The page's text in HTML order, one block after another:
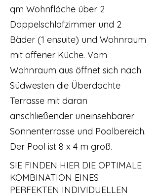
qm Wohnfläche über 2
Doppelschlafzimmer und 2
Bäder (1 ensuite) und Wohnraum
mit offener Küche. Vom
Wohnraum aus öffnet sich nach
Südwesten die Überdachte
Terrasse mit daran
anschließender uneinsehbarer
Sonnenterrasse und Poolbereich.
Der Pool ist 8 x 4 m groß.
SIE FINDEN HIER DIE OPTIMALE
KOMBINATION EINES
PERFEKTEN INDIVIDUELLEN